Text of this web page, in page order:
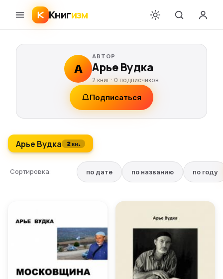
Книгизм
А
АВТОР
Арье Вудка
2 книг · 0 подписчиков
Подписаться
Арье Вудка 2 кн.
Сортировка: по дате по названию по году